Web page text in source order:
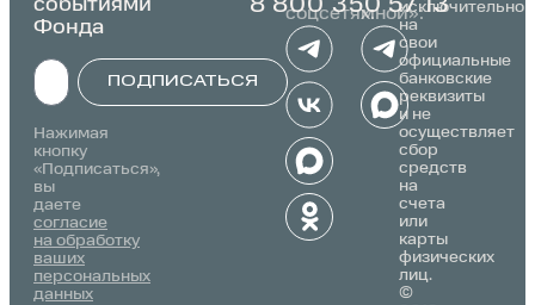
8 800 350 57 13
событиями
Фонда
ПОДПИСАТЬСЯ
Нажимая
кнопку
«Подписаться»,
вы
даете
согласие
на обработку
ваших
персональных
данных
соцсетях:мной»:
©
исключительно
на
свои
официальные
банковские
реквизиты
и не
осуществляет
сбор
средств
на
счета
или
карты
физических
лиц.